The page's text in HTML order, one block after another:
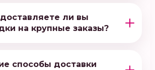
ли вы
на крупные заказы?
способы доставки